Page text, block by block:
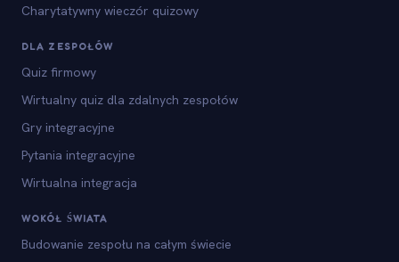
Charytatywny wieczór quizowy
DLA ZESPOŁÓW
Quiz firmowy
Wirtualny quiz dla zdalnych zespołów
Gry integracyjne
Pytania integracyjne
Wirtualna integracja
WOKÓŁ ŚWIATA
Budowanie zespołu na całym świecie